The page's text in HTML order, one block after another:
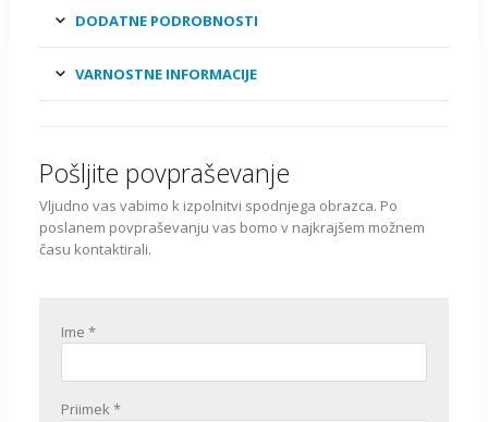
DODATNE PODROBNOSTI
VARNOSTNE INFORMACIJE
Pošljite povpraševanje
Vljudno vas vabimo k izpolnitvi spodnjega obrazca. Po
poslanem povpraševanju vas bomo v najkrajšem možnem
času kontaktirali.
Ime *
Priimek *